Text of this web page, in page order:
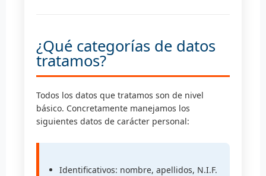
¿Qué categorías de datos
tratamos?
Todos los datos que tratamos son de nivel
básico. Concretamente manejamos los
siguientes datos de carácter personal:
Identificativos: nombre, apellidos, N.I.F.